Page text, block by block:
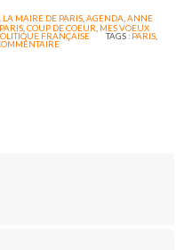
MAIRE DE PARIS, AGENDA ANNE
,COUP DE COEUR MES VOEUX
FRANÇAISE TAGS : PARIS